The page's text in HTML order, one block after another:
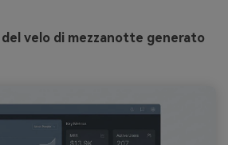
del velo di mezzanotte generato